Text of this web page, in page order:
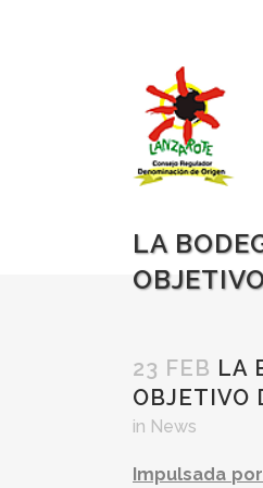
LA
23 FEB LA
OBJETIVO
in News
Impulsada